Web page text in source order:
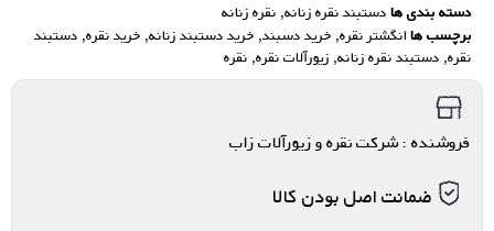
دسته بندی ها دستبند نقره زنانه, نقره زنانه
برچسب ها انگشتر نقره, خرید دسبند, خرید دستبند زنانه, خرید نقره, دستبند
نقره, دستبند نقره زنانه, زیورآلات نقره, نقره
فروشنده : شرکت نقره و زیورآلات زاب
ضمانت اصل بودن کالا